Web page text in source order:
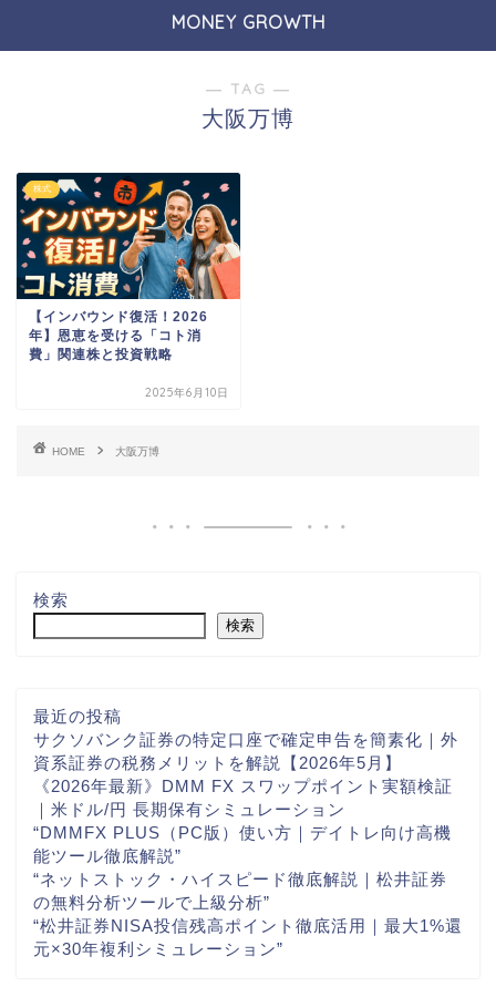
MONEY GROWTH
― TAG ―
大阪万博
株式
【インバウンド復活！2026
年】恩恵を受ける「コト消
費」関連株と投資戦略
2025年6月10日
HOME 大阪万博
検索
検索
最近の投稿
サクソバンク証券の特定口座で確定申告を簡素化｜外
資系証券の税務メリットを解説【2026年5月】
《2026年最新》DMM FX スワップポイント実額検証
｜米ドル/円 長期保有シミュレーション
“DMMFX PLUS（PC版）使い方｜デイトレ向け高機
能ツール徹底解説”
“ネットストック・ハイスピード徹底解説｜松井証券
の無料分析ツールで上級分析”
“松井証券NISA投信残高ポイント徹底活用｜最大1%還
元×30年複利シミュレーション”